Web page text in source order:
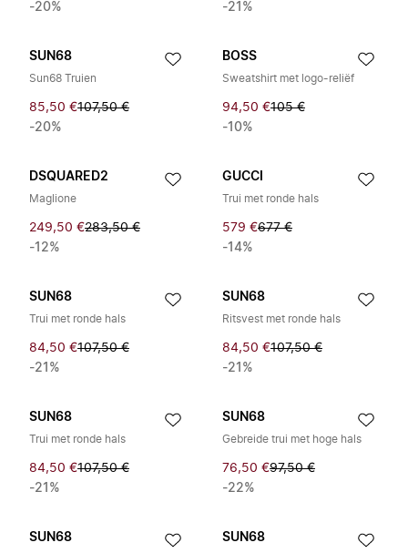
-20%
-21%
SUN68
Sun68 Truien
85,50 €107,50 €
-20%
BOSS
Sweatshirt met logo-reliëf
94,50 €105 €
-10%
DSQUARED2
Maglione
249,50 €283,50 €
-12%
GUCCI
Trui met ronde hals
579 €677 €
-14%
SUN68
Trui met ronde hals
84,50 €107,50 €
-21%
SUN68
Ritsvest met ronde hals
84,50 €107,50 €
-21%
SUN68
Trui met ronde hals
84,50 €107,50 €
-21%
SUN68
Gebreide trui met hoge hals
76,50 €97,50 €
-22%
SUN68 SUN68